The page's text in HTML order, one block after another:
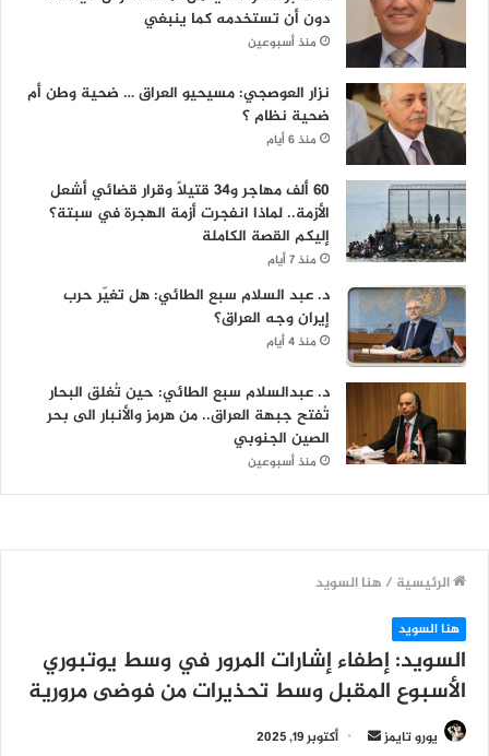
دون أن تستخدمه كما ينبغي
منذ أسبوعين
نزار العوصجي: مسيحيو العراق … ضحية وطن أم
ضحية نظام ؟
منذ 6 أيام
60 ألف مهاجر و34 قتيلاً وقرار قضائي أشعل
الأزمة.. لماذا انفجرت أزمة الهجرة في سبتة؟
إليكم القصة الكاملة
منذ 7 أيام
د. عبد السلام سبع الطائي: هل تغيّر حرب
إيران وجه العراق؟
منذ 4 أيام
د. عبدالسلام سبع الطائي: حين تُغلق البحار
تُفتح جبهة العراق.. من هرمز والأنبار الى بحر
الصين الجنوبي
منذ أسبوعين